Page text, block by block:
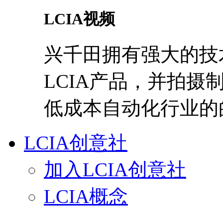
LCIA视频
兴千田拥有强大的
LCIA产品，并拍摄
低成本自动化行业
LCIA创意社
加入LCIA创意社
LCIA概念